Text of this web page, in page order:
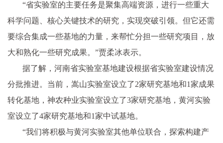
“省实验室的主要任务是聚集高端资源，进行一些重大
科学问题、核心关键技术的研究，实现突破引领。但它还需
要综合集成一些基地的力量，来帮忙分担一些研究项目，放
大和熟化一些研究成果。”贾柔冰表示。
据了解，河南省实验室基地建设根据省实验室建设情况
分批推进。当前，嵩山实验室设立了2家研究基地和1家成果
转化基地，神农种业实验室设立了3家研究基地，黄河实验
室设立了4家研究基地和1家中试基地。
“我们将积极与黄河实验室其他单位联合，探索构建产